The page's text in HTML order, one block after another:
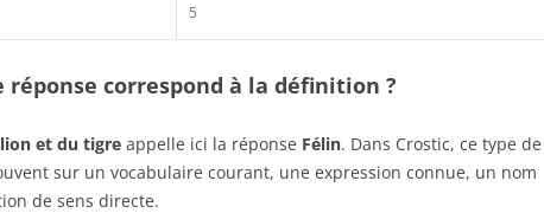
5
réponse correspond à la définition ?
et du tigre appelle ici la réponse Félin. Dans Crostic, ce type de
sur un vocabulaire courant, une expression connue, un nom
de sens directe.